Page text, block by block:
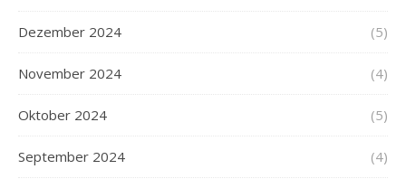
Dezember 2024 (5)
November 2024 (4)
Oktober 2024 (5)
September 2024 (4)